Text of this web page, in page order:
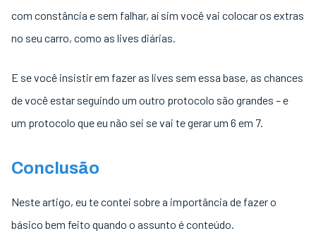
com constância e sem falhar, aí sim você vai colocar os extras
no seu carro, como as lives diárias.
E se você insistir em fazer as lives sem essa base, as chances
de você estar seguindo um outro protocolo são grandes – e
um protocolo que eu não sei se vai te gerar um 6 em 7.
Conclusão
Neste artigo, eu te contei sobre a importância de fazer o
básico bem feito quando o assunto é conteúdo.